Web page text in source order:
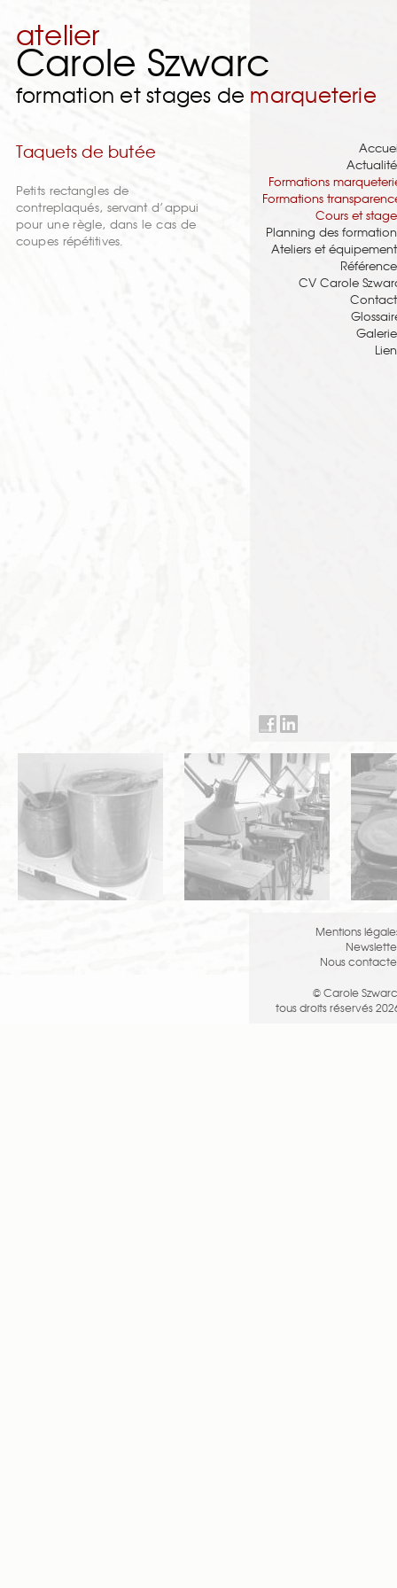
atelier
Carole Szwarc
formation et stages de marqueterie
Taquets de butée
Petits rectangles de
contreplaqués, servant d’appui
pour une règle, dans le cas de
coupes répétitives.
Formations
Formations
Cours et
Planning des
Ateliers et
CV Carole
Mentions
Nous
© Carole
tous droits réservés